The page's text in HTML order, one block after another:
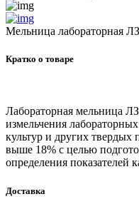
Мельница лабораторная
Кратко о товаре
Лабораторная мельница
измельчения
культур и других
выше 18% с целью
определения показателей
Доставка